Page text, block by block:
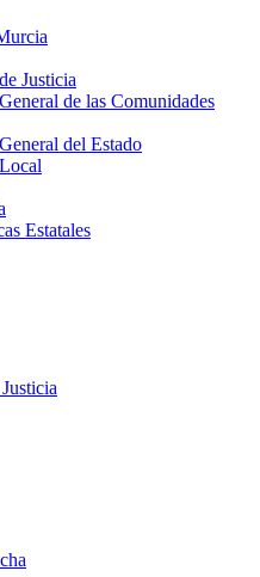
Justicia
de las Comunidades
del Estado
Estatales